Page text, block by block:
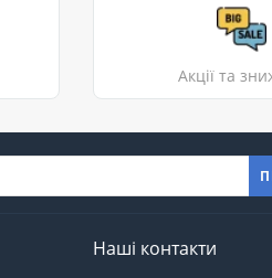
Акції та
Наші контакти